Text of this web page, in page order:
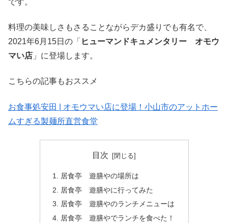
料理の美味しさもさることながらデカ盛りでも有名で、
2021年6月15日の「 ヒューマンドキュメンタリー オモウ
マい店 」に登場します。
こちらの記事もおススメ
お食事処安田 | オモウマい店に登場！小山市のアットホー
ムすぎる製麺所直営食堂
目次
居食亭 遊膳やの場所は
居食亭 遊膳やに行ってみた
居食亭 遊膳やのランチメニューは
居食亭 遊膳やでランチを食べた！